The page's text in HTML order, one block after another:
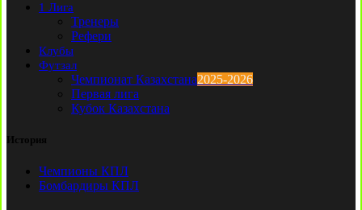
1 Лига
Тренеры
Рефери
Клубы
Футзал
Чемпионат Казахстана2025-2026
Первая лига
Кубок Казахстана
История
Чемпионы КПЛ
Бомбардиры КПЛ